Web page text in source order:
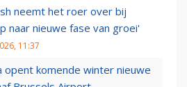
neemt het roer over bij
naar nieuwe fase van groei'
11:37
opent komende winter nieuwe